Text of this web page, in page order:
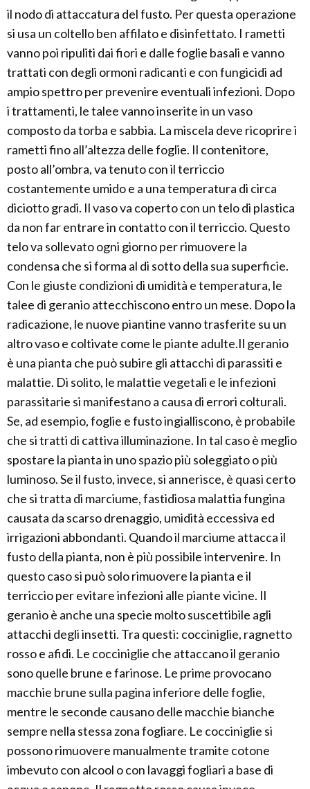
il nodo di attaccatura del fusto. Per questa operazione
si usa un coltello ben affilato e disinfettato. I rametti
vanno poi ripuliti dai fiori e dalle foglie basali e vanno
trattati con degli ormoni radicanti e con fungicidi ad
ampio spettro per prevenire eventuali infezioni. Dopo
i trattamenti, le talee vanno inserite in un vaso
composto da torba e sabbia. La miscela deve ricoprire i
rametti fino all’altezza delle foglie. Il contenitore,
posto all’ombra, va tenuto con il terriccio
costantemente umido e a una temperatura di circa
diciotto gradi. Il vaso va coperto con un telo di plastica
da non far entrare in contatto con il terriccio. Questo
telo va sollevato ogni giorno per rimuovere la
condensa che si forma al di sotto della sua superficie.
Con le giuste condizioni di umidità e temperatura, le
talee di geranio attecchiscono entro un mese. Dopo la
radicazione, le nuove piantine vanno trasferite su un
altro vaso e coltivate come le piante adulte.Il geranio
è una pianta che può subire gli attacchi di parassiti e
malattie. Di solito, le malattie vegetali e le infezioni
parassitarie si manifestano a causa di errori colturali.
Se, ad esempio, foglie e fusto ingialliscono, è probabile
che si tratti di cattiva illuminazione. In tal caso è meglio
spostare la pianta in uno spazio più soleggiato o più
luminoso. Se il fusto, invece, si annerisce, è quasi certo
che si tratta di marciume, fastidiosa malattia fungina
causata da scarso drenaggio, umidità eccessiva ed
irrigazioni abbondanti. Quando il marciume attacca il
fusto della pianta, non è più possibile intervenire. In
questo caso si può solo rimuovere la pianta e il
terriccio per evitare infezioni alle piante vicine. Il
geranio è anche una specie molto suscettibile agli
attacchi degli insetti. Tra questi: cocciniglie, ragnetto
rosso e afidi. Le cocciniglie che attaccano il geranio
sono quelle brune e farinose. Le prime provocano
macchie brune sulla pagina inferiore delle foglie,
mentre le seconde causano delle macchie bianche
sempre nella stessa zona fogliare. Le cocciniglie si
possono rimuovere manualmente tramite cotone
imbevuto con alcool o con lavaggi fogliari a base di